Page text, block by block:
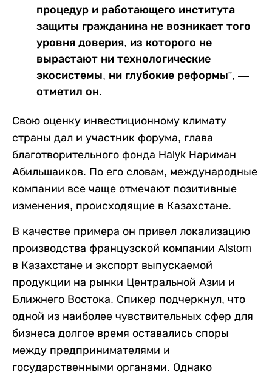
процедур и работающего института
защиты гражданина не возникает того
уровня доверия, из которого не
вырастают ни технологические
экосистемы, ни глубокие реформы”, —
отметил он.
Свою оценку инвестиционному климату
страны дал и участник форума, глава
благотворительного фонда Halyk Нариман
Абильшаиков. По его словам, международные
компании все чаще отмечают позитивные
изменения, происходящие в Казахстане.
В качестве примера он привел локализацию
производства французской компании Alstom
в Казахстане и экспорт выпускаемой
продукции на рынки Центральной Азии и
Ближнего Востока. Спикер подчеркнул, что
одной из наиболее чувствительных сфер для
бизнеса долгое время оставались споры
между предпринимателями и
государственными органами. Однако